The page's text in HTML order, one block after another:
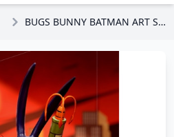
BUGS BUNNY BATMAN ART SCALE - SPACE JAM 2